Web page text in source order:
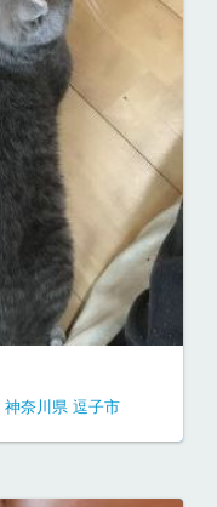
神奈川県 逗子市